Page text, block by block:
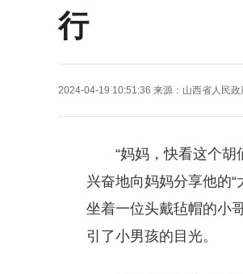
行
2024-04-19 10:51:36 来源： 山西省人民政
“妈妈，快看这个
兴奋地向妈妈分享他的
坐着一位头戴毡帽的小
引了小男孩的目光。